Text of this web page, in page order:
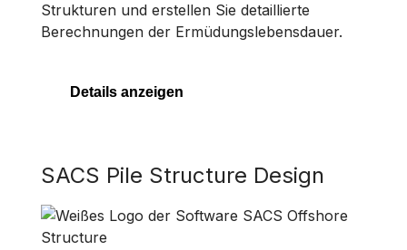
Strukturen und erstellen Sie detaillierte
Berechnungen der Ermüdungslebensdauer.
Details anzeigen
SACS Pile Structure Design